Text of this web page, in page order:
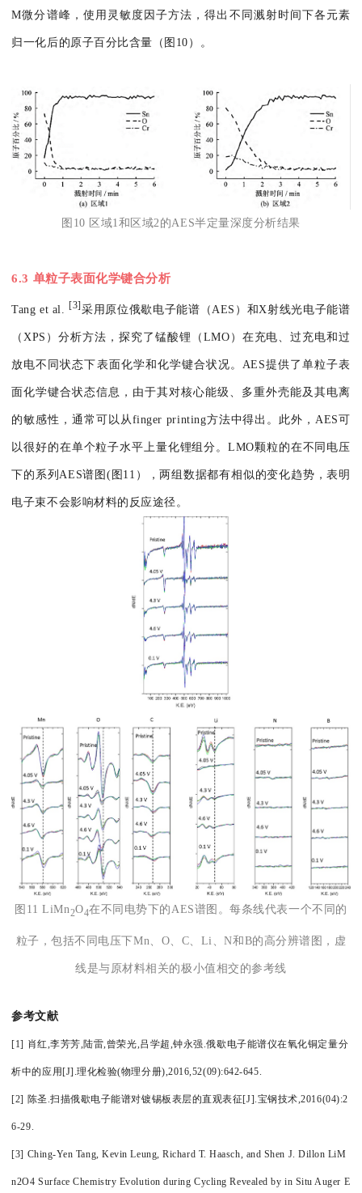
M微分谱峰，使用灵敏度因子方法，得出不同溅射时间下各元素
归一化后的原子百分比含量（图10）。
图10 区域1和区域2的AES半定量深度分析结果
6.3 单粒子表面化学键合分析
Tang et al.[3]采用原位俄歇电子能谱（AES）和X射线光电子能谱
（XPS）分析方法，探究了锰酸锂（LMO）在充电、过充电和过
放电不同状态下表面化学和化学键合状况。AES提供了单粒子表
面化学键合状态信息，由于其对核心能级、多重外壳能及其电离
的敏感性，通常可以从finger printing方法中得出。此外，AES可
以很好的在单个粒子水平上量化锂组分。LMO颗粒的在不同电压
下的系列AES谱图(图11），两组数据都有相似的变化趋势，表明
电子束不会影响材料的反应途径。
图11 LiMn2O4在不同电势下的AES谱图。每条线代表一个不同的
粒子，包括不同电压下Mn、O、C、Li、N和B的高分辨谱图，虚
线是与原材料相关的极小值相交的参考线
参考文献
[1] 肖红,李芳芳,陆雷,曾荣光,吕学超,钟永强.俄歇电子能谱仪在氧化铜定量分
析中的应用[J].理化检验(物理分册),2016,52(09):642-645.
[2] 陈圣.扫描俄歇电子能谱对镀锡板表层的直观表征[J].宝钢技术,2016(04):2
6-29.
[3] Ching-Yen Tang, Kevin Leung, Richard T. Haasch, and Shen J. Dillon LiM
n2O4 Surface Chemistry Evolution during Cycling Revealed by in Situ Auger E